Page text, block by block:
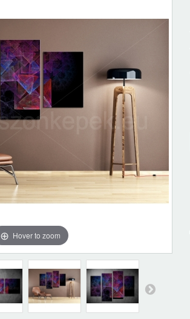
Hover to zoom